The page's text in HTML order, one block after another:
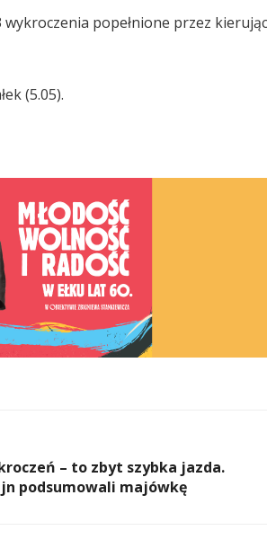
popełnione przez
(5.05).
– to zbyt szybka jazda.
podsumowali majówkę